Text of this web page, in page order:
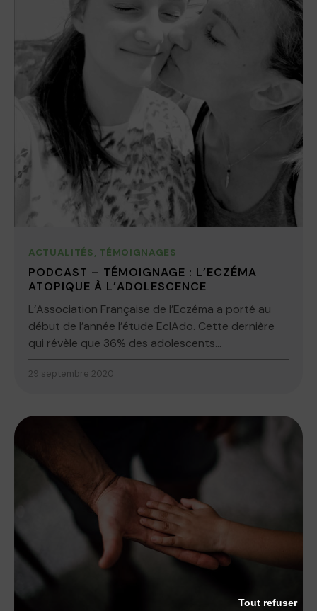
ACTUALITÉS, TÉMOIGNAGES
PODCAST – TÉMOIGNAGE : L’ECZÉMA
ATOPIQUE À L’ADOLESCENCE
L’Association Française de l’Eczéma a porté au
début de l’année l’étude EclAdo. Cette dernière
qui révèle que 36% des adolescents...
29 septembre 2020
Tout refuser